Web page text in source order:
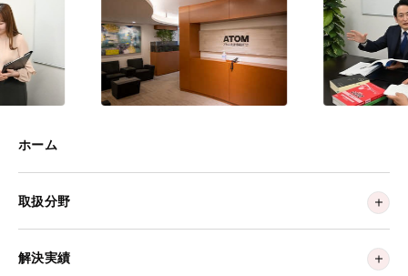
ホーム
取扱分野
解決実績